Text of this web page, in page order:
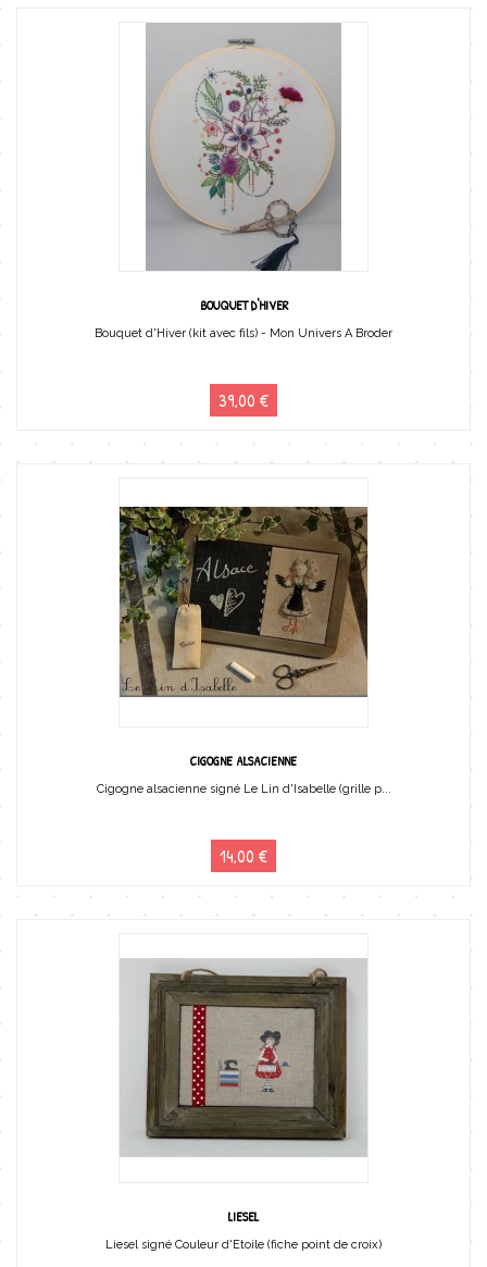
BOUQUET D'HIVER
Bouquet d'Hiver (kit avec fils) - Mon Univers A Broder
39,00 €
CIGOGNE ALSACIENNE
Cigogne alsacienne signé Le Lin d'Isabelle (grille p...
14,00 €
LIESEL
Liesel signé Couleur d'Etoile (fiche point de croix)